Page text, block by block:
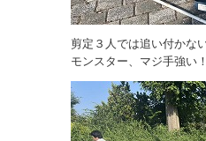
剪定３人では追い付かな
モンスター、マジ手強い！